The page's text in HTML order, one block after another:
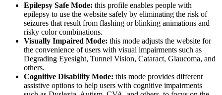
Epilepsy Safe Mode: this profile enables people with
epilepsy to use the website safely by eliminating the risk of
seizures that result from flashing or blinking animations and
risky color combinations.
Visually Impaired Mode: this mode adjusts the website for
the convenience of users with visual impairments such as
Degrading Eyesight, Tunnel Vision, Cataract, Glaucoma, and
others.
Cognitive Disability Mode: this mode provides different
assistive options to help users with cognitive impairments